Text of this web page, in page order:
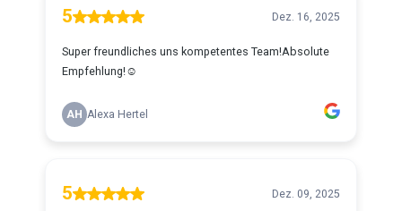
5 Dez. 16, 2025
Super freundliches uns kompetentes Team!Absolute
Empfehlung!☺️
AH Alexa Hertel
5 Dez. 09, 2025